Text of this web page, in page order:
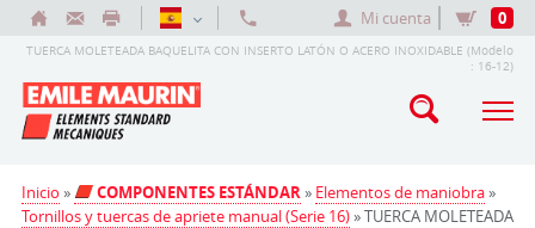
Mi cuenta 0
TUERCA MOLETEADA BAQUELITA CON INSERTO LATÓN O ACERO INOXIDABLE (Modelo
: 16-12)
Inicio » COMPONENTES ESTÁNDAR» Elementos de maniobra»
Tornillos y tuercas de apriete manual (Serie 16)» TUERCA MOLETEADA